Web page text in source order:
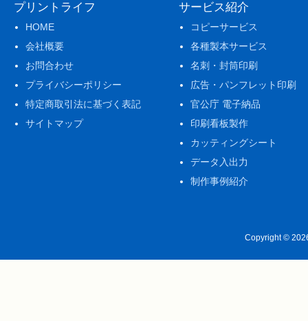
プリントライフ
HOME
会社概要
お問合わせ
プライバシーポリシー
特定商取引法に基づく表記
サイトマップ
サービス紹介
コピーサービス
各種製本サービス
名刺・封筒印刷
広告・パンフレット印刷
官公庁 電子納品
印刷看板製作
カッティングシート
データ入出力
制作事例紹介
Copyright ©